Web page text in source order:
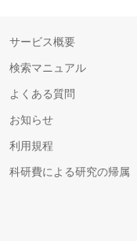
サービス概要
検索マニュアル
よくある質問
お知らせ
利用規程
科研費による研究の帰属